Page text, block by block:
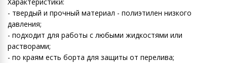
- твердый и прочный материал - полиэтилен низкого
давления;
- подходит для работы с любыми жидкостями или
растворами;
- по краям есть борта для защиты от перелива;